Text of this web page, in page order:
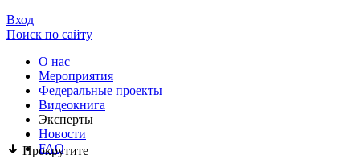
Прокрутите
Вход
Поиск по сайту
О нас
Mероприятия
Федеральные проекты
Видеокнига
Эксперты
Новости
FAQ